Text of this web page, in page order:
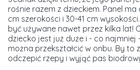
rośnie razem z dzieckiem. Panel
cm szerokości i 30-41 cm
być używane nawet przez kilka lat!
dziecko jest już duże i - co najmniej
można przekształcić w onbu. By to
odczepić rzepy i wyjąć pas